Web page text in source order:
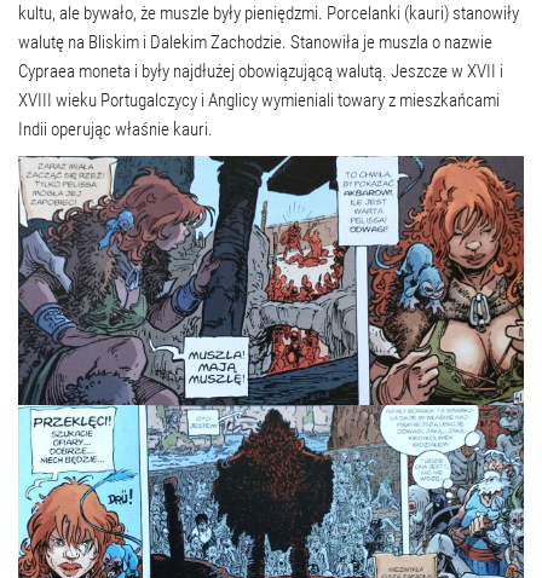
kultu, ale bywało, że muszle były pieniędzmi. Porcelanki (kauri) stanowiły
walutę na Bliskim i Dalekim Zachodzie. Stanowiła je muszla o nazwie
Cypraea moneta i były najdłużej obowiązującą walutą. Jeszcze w XVII i
XVIII wieku Portugalczycy i Anglicy wymieniali towary z mieszkańcami
Indii operując właśnie kauri.